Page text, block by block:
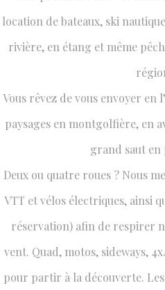
location de bateaux, ski
rivière, en étang et même
Vous rêvez de vous envoyer en
paysages en montgolfière, en
grand saut en
Deux ou quatre roues ? Nous
VTT et vélos électriques, ainsi
réservation) afin de respirer
vent. Quad, motos, sideways,
pour partir à la découverte.